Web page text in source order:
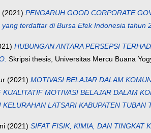
(2021) PENGARUH GOOD CORPORATE
terdaftar di Bursa Efek Indonesia tahun
HUBUNGAN ANTARA PERSEPSI
Skripsi thesis, Universitas Mercu Buana
(2021) MOTIVASI BELAJAR DALAM
MOTIVASI BELAJAR DALAM
LATSARI KABUPATEN TUBAN
(2021) SIFAT FISIK, KIMIA, DAN TINGKAT